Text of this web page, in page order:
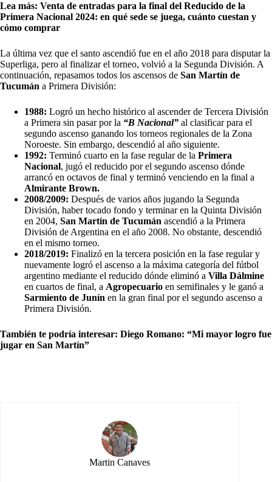
Lea más: Venta de entradas para la final del Reducido de la
Primera Nacional 2024: en qué sede se juega, cuánto cuestan y
cómo comprar
La última vez que el santo ascendió fue en el año 2018 para disputar la
Superliga, pero al finalizar el torneo, volvió a la Segunda División. A
continuación, repasamos todos los ascensos de San Martín de
Tucumán a Primera División:
1988: Logró un hecho histórico al ascender de Tercera División
a Primera sin pasar por la “B Nacional” al clasificar para el
segundo ascenso ganando los torneos regionales de la Zona
Noroeste. Sin embargo, descendió al año siguiente.
1992: Terminó cuarto en la fase regular de la Primera
Nacional, jugó el reducido por el segundo ascenso dónde
arrancó en octavos de final y terminó venciendo en la final a
Almirante Brown.
2008/2009: Después de varios años jugando la Segunda
División, haber tocado fondo y terminar en la Quinta División
en 2004, San Martín de Tucumán ascendió a la Primera
División de Argentina en el año 2008. No obstante, descendió
en el mismo torneo.
2018/2019: Finalizó en la tercera posición en la fase regular y
nuevamente logró el ascenso a la máxima categoría del fútbol
argentino mediante el reducido dónde eliminó a Villa Dálmine
en cuartos de final, a Agropecuario en semifinales y le ganó a
Sarmiento de Junín en la gran final por el segundo ascenso a
Primera División.
También te podría interesar: Diego Romano: “Mi mayor logro fue
jugar en San Martín”
Martin Canaves